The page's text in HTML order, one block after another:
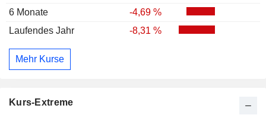
6 Monate
-4,69 %
Laufendes Jahr
-8,31 %
Mehr Kurse
Kurs-Extreme